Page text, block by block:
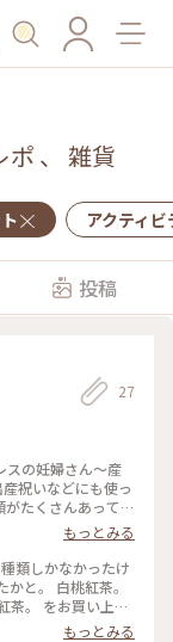
ポ 、 雑貨
アクティ
投稿
27
祝いなどにも使っ
もっとみる
紅茶。
茶。 をお買い上
もっとみる